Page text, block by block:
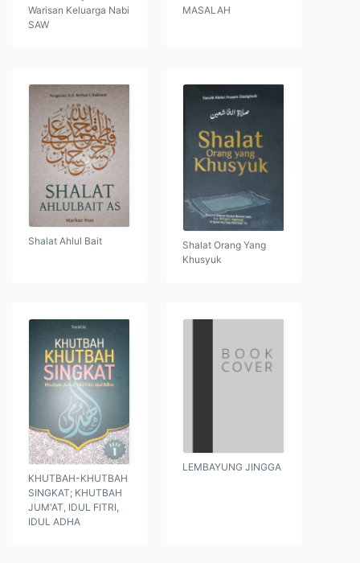
Warisan Keluarga Nabi
SAW
MASALAH
Shalat Ahlul Bait
Shalat Orang Yang
Khusyuk
KHUTBAH-KHUTBAH
SINGKAT; KHUTBAH
JUM'AT, IDUL FITRI,
IDUL ADHA
LEMBAYUNG JINGGA